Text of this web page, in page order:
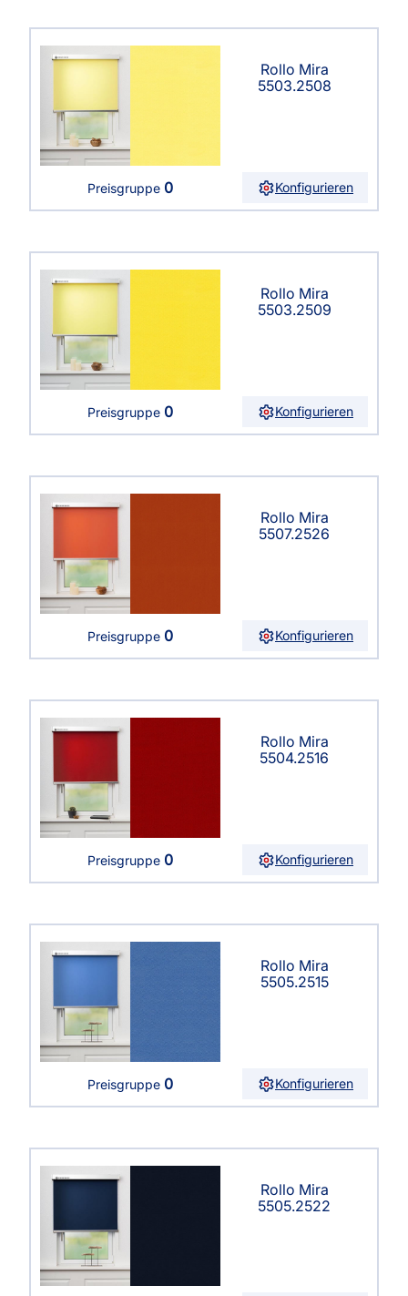
Rollo Mira
5503.2508
Preisgruppe 0 Konfigurieren
Rollo Mira
5503.2509
Preisgruppe 0 Konfigurieren
Rollo Mira
5507.2526
Preisgruppe 0 Konfigurieren
Rollo Mira
5504.2516
Preisgruppe 0 Konfigurieren
Rollo Mira
5505.2515
Preisgruppe 0 Konfigurieren
Rollo Mira
5505.2522